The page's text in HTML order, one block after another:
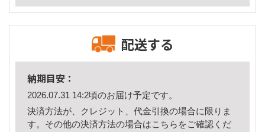
配送する
納期目安：
2026.07.31 14:2頃のお届け予定です。
決済方法が、クレジット、代金引換の場合に限りま
す。その他の決済方法の場合はこちら をご確認くだ